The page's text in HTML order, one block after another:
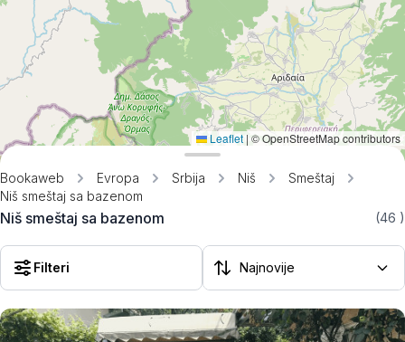
Bookaweb Evropa Srbija Niš
Smeštaj
Niš smeštaj sa bazenom
Niš smeštaj sa bazenom (46 )
Filteri
Leaflet | © OpenStreetMap contributors